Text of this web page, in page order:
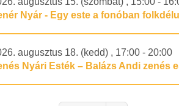
Nyár - Egy este a fonóban
augusztus 18. (kedd) , 17:00 - 20:00
Nyári Esték – Balázs Andi zenés